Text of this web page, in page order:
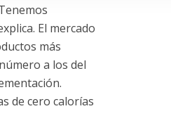
El mercado
más
a los del
de cero calorías